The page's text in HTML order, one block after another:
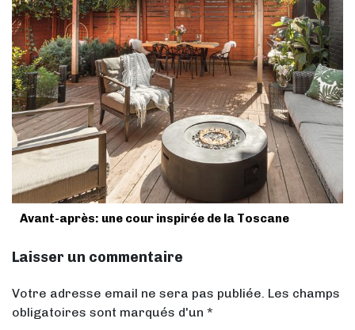
Avant-après: une cour inspirée de la Toscane
Laisser un commentaire
Votre adresse email ne sera pas publiée. Les champs
obligatoires sont marqués d'un *